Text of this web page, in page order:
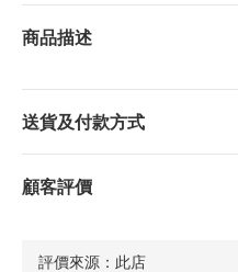
商品描述
送貨及付款方式
顧客評價